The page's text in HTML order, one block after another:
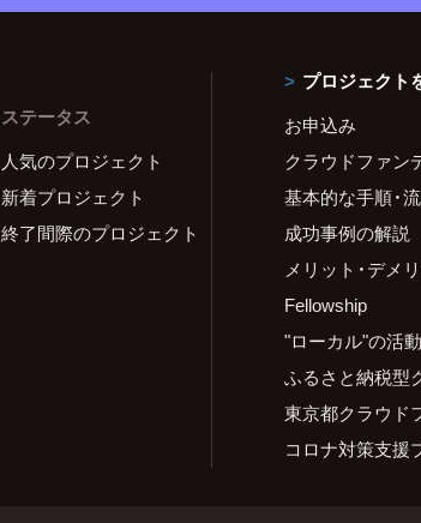
ステータス
人気のプロジェクト
新着プロジェクト
終了間際のプロジェクト
プロジェクト
お申込み
クラウドファン
基本的な手順・
成功事例の解説
メリット・デメ
Fellowship
"ローカル"の活
ふるさと納税型
東京都クラウド
コロナ対策支援